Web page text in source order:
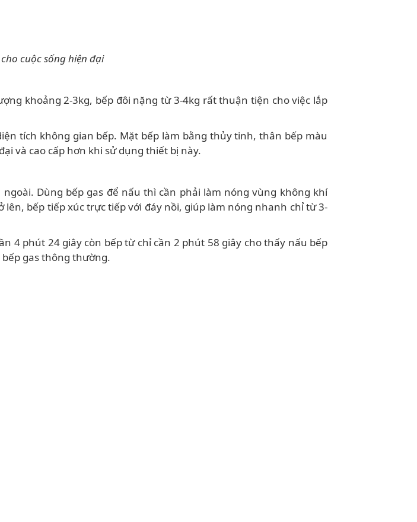
cuộc sống hiện đại
khoảng 2-3kg, bếp đôi nặng từ 3-4kg rất thuận tiện cho việc lắp
tích không gian bếp. Mặt bếp làm bằng thủy tinh, thân bếp màu
và cao cấp hơn khi sử dụng thiết bị này.
Dùng bếp gas để nấu thì cần phải làm nóng vùng không khí
bếp tiếp xúc trực tiếp với đáy nồi, giúp làm nóng nhanh chỉ từ 3-
4 phút 24 giây còn bếp từ chỉ cần 2 phút 58 giây cho thấy nấu bếp
gas thông thường.